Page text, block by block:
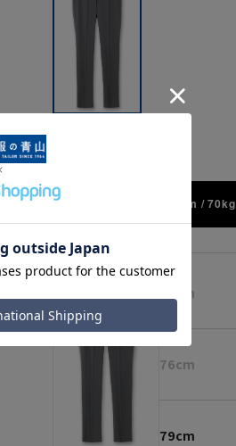
173cm / 70kg
73cm
76cm
79cm